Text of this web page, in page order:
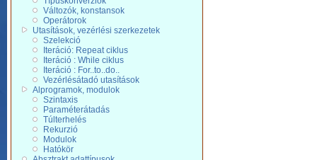
Változók, konstansok
Operátorok
Utasítások, vezérlési szerkezetek
Szelekció
Iteráció: Repeat ciklus
Iteráció : While ciklus
Iteráció : For..to..do..
Vezérlésátadó utasítások
Alprogramok, modulok
Szintaxis
Paraméterátadás
Túlterhelés
Rekurzió
Modulok
Hatókör